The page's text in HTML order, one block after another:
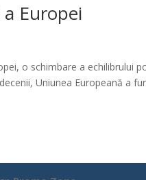
Europei
o schimbare a echilibrului
Uniunea Europeană a